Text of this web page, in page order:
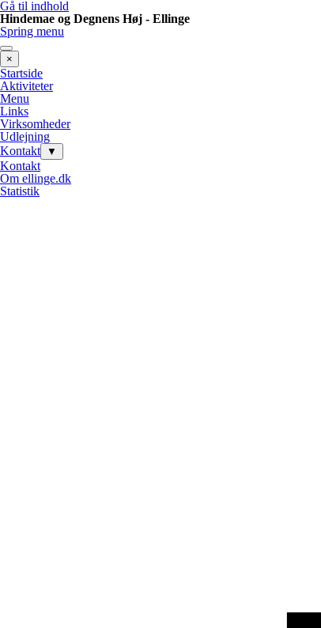
Gå til indhold
Hindemae og Degnens Høj - Ellinge
Spring menu
×
Startside
Aktiviteter
Menu
Links
Virksomheder
Udlejning
Kontakt
▼
Kontakt
Om ellinge.dk
Statistik